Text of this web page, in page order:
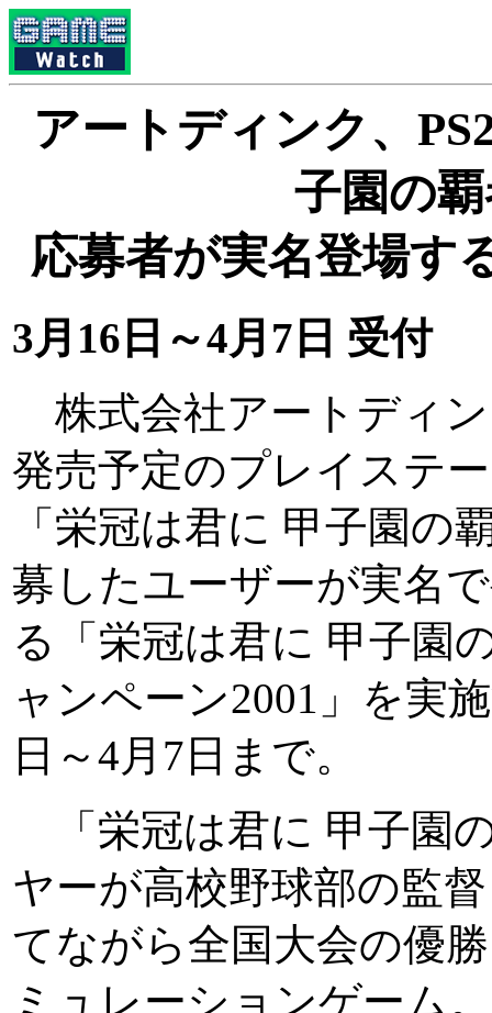
アートディンク、
子園の
応募者が実名登場す
3月16日～4月7日 受付
株式会社アートディ
発売予定のプレイステ
「栄冠は君に 甲子園の
募したユーザーが実名
る「栄冠は君に 甲子園
ャンペーン2001」を実
日～4月7日まで。
「栄冠は君に 甲子園
ヤーが高校野球部の監
てながら全国大会の優
ミュレーションゲーム。